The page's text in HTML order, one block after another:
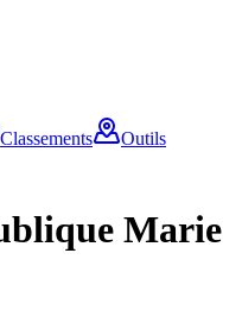
Classements
Outils
Marie